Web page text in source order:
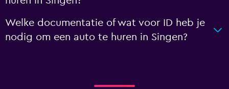
Welke documentatie of wat voor ID heb je
nodig om een auto te huren in Singen?